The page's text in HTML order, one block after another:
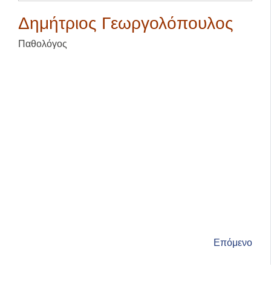
Δημήτριος Γεωργολόπουλος
Παθολόγος
Επόμενο